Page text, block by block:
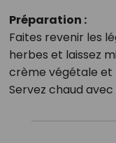
Préparation :
Faites revenir les
herbes et laissez
crème végétale et
Servez chaud avec